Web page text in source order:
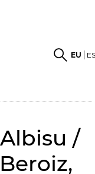
EU
/